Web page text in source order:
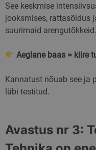
See keskmise
jooksmises, rattasõidus
suurimaid arengutõkkeid.
Aeglane baas = kiire
Kannatust nõuab see ja
läbi testitud.
Avastus nr 3: